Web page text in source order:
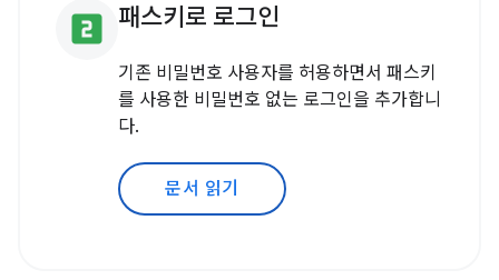
looks_two 패스키로 로그인
기존 비밀번호 사용자를 허용하면서 패스키
를 사용한 비밀번호 없는 로그인을 추가합니
다.
문서 읽기